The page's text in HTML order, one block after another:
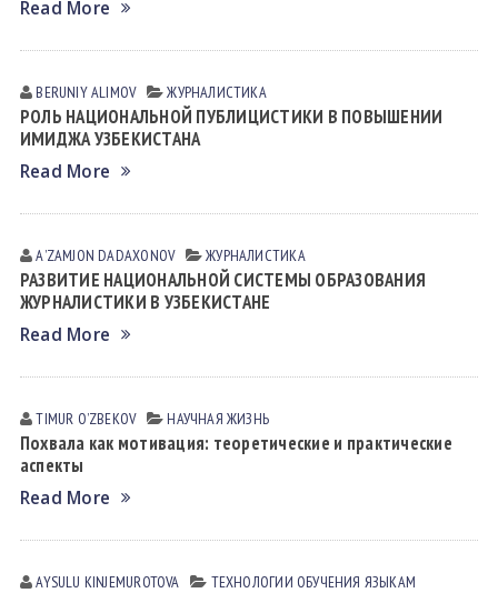
Read More
BERUNIY ALIMOV ЖУРНАЛИСТИКА
РОЛЬ НАЦИОНАЛЬНОЙ ПУБЛИЦИСТИКИ В ПОВЫШЕНИИ
ИМИДЖА УЗБЕКИСТАНА
Read More
AʼZAMJON DADAXONOV ЖУРНАЛИСТИКА
РАЗВИТИЕ НАЦИОНАЛЬНОЙ СИСТЕМЫ ОБРАЗОВАНИЯ
ЖУРНАЛИСТИКИ В УЗБЕКИСТАНЕ
Read More
TIMUR OʼZBEKOV НАУЧНАЯ ЖИЗНЬ
Похвала как мотивация: теоретические и практические
аспекты
Read More
AYSULU KINJEMUROTOVA ТЕХНОЛОГИИ ОБУЧЕНИЯ ЯЗЫКАМ